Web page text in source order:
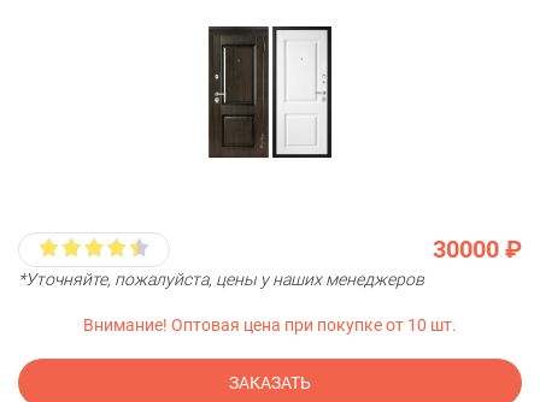
30000 ₽
*Уточняйте, пожалуйста, цены у наших менеджеров
Внимание! Оптовая цена при покупке от 10 шт.
ЗАКАЗАТЬ